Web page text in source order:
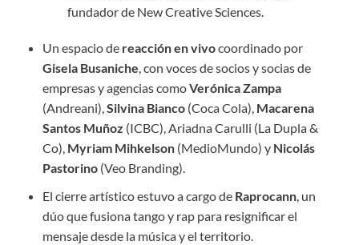
fundador de New Creative Sciences.
Un espacio de reacción en vivocoordinado por
Gisela Busaniche , con voces de socios y socias de
empresas y agencias comoVerónica Zampa
(Andreani), Silvina Bianco(Coca Cola), Macarena
Santos Muñoz (ICBC), Ariadna Carulli (La Dupla &
Co), Myriam Mihkelson(MedioMundo) y Nicolás
Pastorino(Veo Branding).
El cierre artístico estuvo a cargo de Raprocann, un
dúo que fusiona tango y rap para resignificar el
mensaje desde la música y el territorio.